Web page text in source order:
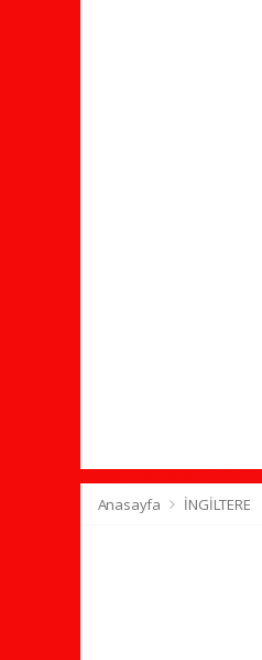
Anasayfa İNGİLTERE